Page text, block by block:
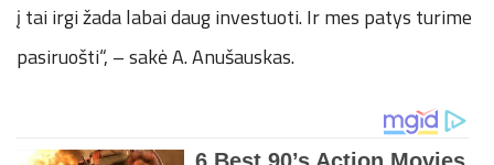
į tai irgi žada labai daug investuoti. Ir mes patys turime
pasiruošti“, – sakė A. Anušauskas.